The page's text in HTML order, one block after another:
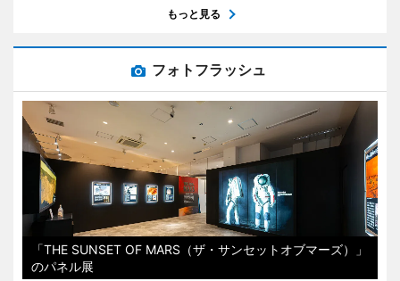
もっと見る
フォトフラッシュ
「THE SUNSET OF MARS（ザ・サンセットオブマーズ）」
のパネル展